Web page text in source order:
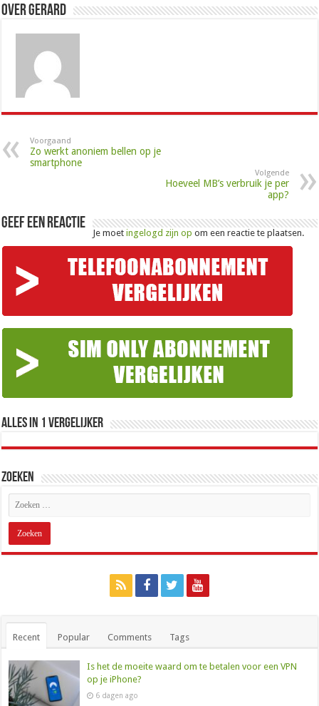
Over Gerard
Voorgaand
Zo werkt anoniem bellen op je
smartphone
Volgende
Hoeveel MB’s verbruik je per
app?
Geef een reactie
Je moetingelogd zijn op om een reactie te plaatsen.
Alles in 1 Vergelijker
Zoeken
Recent Popular Comments Tags
Is het de moeite waard om te betalen voor een VPN
op je iPhone?
6 dagen ago